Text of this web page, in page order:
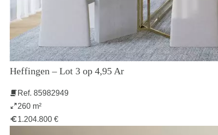
Heffingen – Lot 3 op 4,95 Ar
Ref. 85982949
260 m²
1.204.800 €